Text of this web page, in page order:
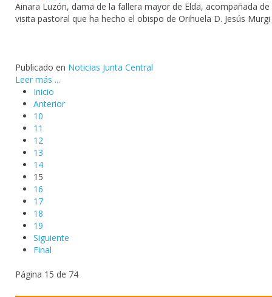
Ainara Luzón, dama de la fallera mayor de Elda, acompañada de
visita pastoral que ha hecho el obispo de Orihuela D. Jesús
Publicado en Noticias Junta Central
Leer más ...
Inicio
Anterior
10
11
12
13
14
15
16
17
18
19
Siguiente
Final
Página 15 de 74